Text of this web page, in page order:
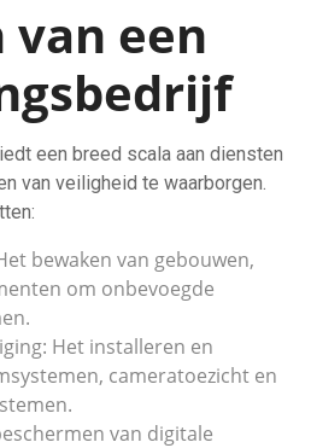
van een
een breed scala aan diensten
van veiligheid te waarborgen.
bewaken van gebouwen,
om onbevoegde
Het installeren en
cameratoezicht en
van digitale